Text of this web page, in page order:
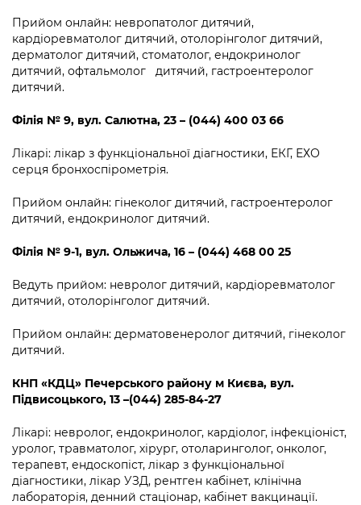
Прийом онлайн: невропатолог дитячий,
кардіоревматолог дитячий, отолорінголог дитячий,
дерматолог дитячий, стоматолог, ендокринолог
дитячий, офтальмолог дитячий, гастроентеролог
дитячий.
Філія № 9, вул. Салютна, 23 – (044) 400 03 66
Лікарі: лікар з функціональної діагностики, ЕКГ, ЕХО
серця бронхоспірометрія.
Прийом онлайн: гінеколог дитячий, гастроентеролог
дитячий, ендокринолог дитячий.
Філія № 9-1, вул. Ольжича, 16 – (044) 468 00 25
Ведуть прийом: невролог дитячий, кардіоревматолог
дитячий, отолорінголог дитячий.
Прийом онлайн: дерматовенеролог дитячий, гінеколог
дитячий.
КНП «КДЦ» Печерського району м Києва, вул.
Підвисоцького, 13 –(044) 285-84-27
Лікарі: невролог, ендокринолог, кардіолог, інфекціоніст,
уролог, травматолог, хірург, отоларинголог, онколог,
терапевт, ендоскопіст, лікар з функціональної
діагностики, лікар УЗД, рентген кабінет, клінічна
лабораторія, денний стаціонар, кабінет вакцинації.